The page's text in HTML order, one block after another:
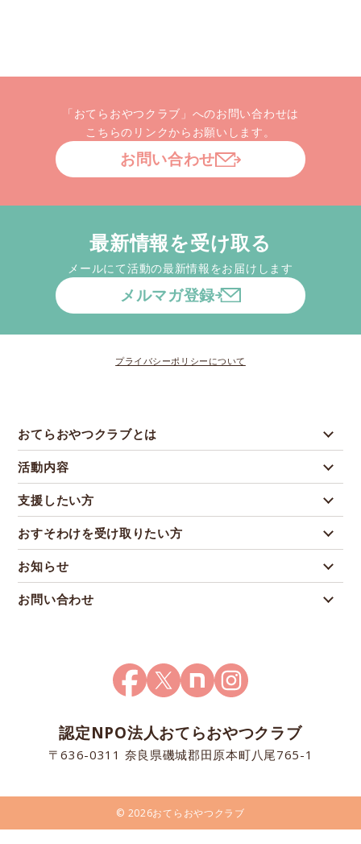
「おてらおやつクラブ」へのお問い合わせは
こちらのリンクからお願いします。
お問い合わせ
最新情報を受け取る
メールにて活動の最新情報をお届けします
メルマガ登録
プライバシーポリシーについて
おてらおやつクラブとは
活動内容
支援したい方
おすそわけを受け取りたい方
お知らせ
お問い合わせ
認定NPO法人おてらおやつクラブ
〒636-0311 奈良県磯城郡田原本町八尾765-1
© 2026おてらおやつクラブ